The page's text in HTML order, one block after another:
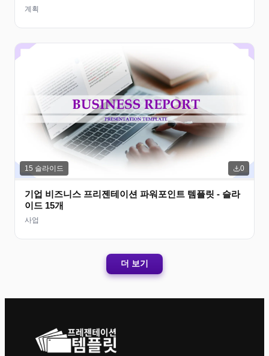
계획
15 슬라이드 0
기업 비즈니스 프리젠테이션 파워포인트 템플릿 - 슬라
이드 15개
사업
더 보기